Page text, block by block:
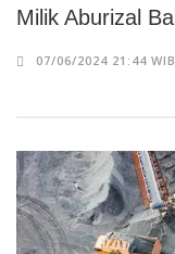
Milik Aburizal
07/06/2024 21:44